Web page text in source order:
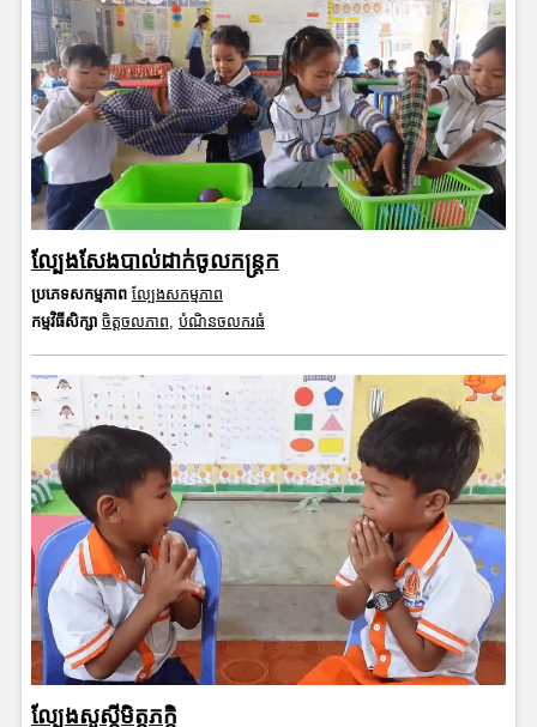
ល្បែងសែងបាល់ដាក់ចូលកន្ត្រក
ប្រភេទសកម្មភាព ល្បែងសកម្មភាព
កម្មវិធីសិក្សា ចិត្តចលភាព, បំណិនចលករធំ
ល្បែងសួស្តីមិត្តភក្តិ